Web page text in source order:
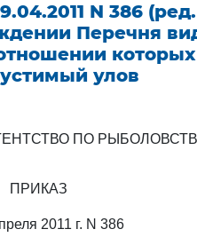
N 386 (ред.
Перечня
которых
улов
ПО
ПРИКАЗ
2011 г. N 386